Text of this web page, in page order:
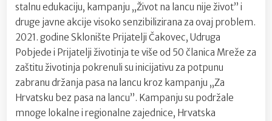
stalnu edukaciju, kampanju „Život na lancu nije život” i
druge javne akcije visoko senzibilizirana za ovaj problem.
2021. godine Sklonište Prijatelji Čakovec, Udruga
Pobjede i Prijatelji životinja te više od 50 članica Mreže za
zaštitu životinja pokrenuli su inicijativu za potpunu
zabranu držanja pasa na lancu kroz kampanju „Za
Hrvatsku bez pasa na lancu”. Kampanju su podržale
mnoge lokalne i regionalne zajednice, Hrvatska